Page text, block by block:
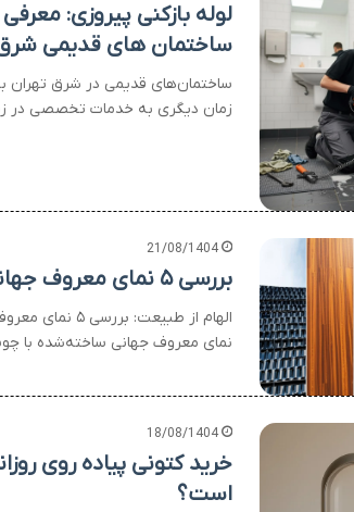
لوله بازکنی پیروزی:
ساختمان های قدیمی شرق
ساختمان‌های قدیمی در شرق تهران
زمان دیگری به خدمات تخصصی در
21/08/1404
بررسی ۵ نمای معروف جهانی ساخته شده با چوب ترمووود
نمای معروف جهانی ساخته‌شده با
18/08/1404
خرید کتونی پیاده روی
است؟